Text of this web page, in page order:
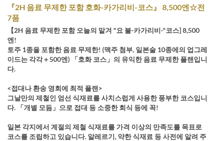
『2H 음료 무제한 포함 호화-카가리비-코스』 8,500엔☆전
7품
【2H 음료 무제한 포함 오늘의 맡겨 "요 불-카가리비-"코스] 8,500
엔!
토주 1종을 포함한 음료 무제한! (맥주 첨부, 일본술 10종에의 업그레
이드는 각각＋500엔) 「호화 코스」의 유익한 음료 무제한 플랜입니
다.
<접대나 환송 영회에 최적 플랜>
그날만의 제철인 엄선 식재료를 사치스럽게 사용한 풍부한 코스입니
다. 「개별 모듬」으로 접대 등 소중한 회식 등에 꼭!
일본 각지에서 계절의 제철 식재료를 가격 이상의 만족도를 목표로
코스를 조립하고 있습니다. 알레르기, 약한 식재료 등 사전에 알려 주